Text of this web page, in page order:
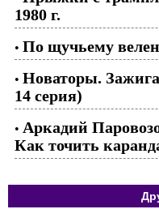
1980 г.
• По щучьему
• Новаторы.
14 серия)
• Аркадий
Как точить